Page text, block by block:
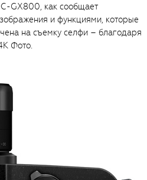
GX800, как сообщает
и функциями, которые
на съемку селфи – благодаря
Фото.